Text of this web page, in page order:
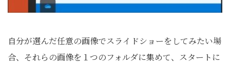
自分が選んだ任意の画像でスライドショーをしてみたい場
合、それらの画像を１つのフォルダに集めて、スタートに